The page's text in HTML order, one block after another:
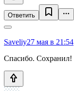
Ответить
Saveliy27 мая в 21:54
Спасибо. Сохранил!